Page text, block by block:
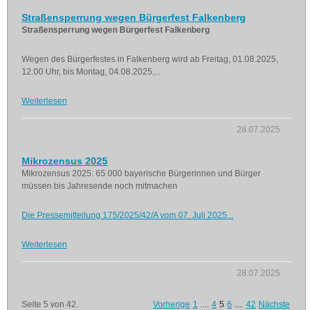
Straßensperrung wegen Bürgerfest Falkenberg
Straßensperrung wegen Bürgerfest Falkenberg
Wegen des Bürgerfestes in Falkenberg wird ab Freitag, 01.08.2025,
12.00 Uhr, bis Montag, 04.08.2025,...
Weiterlesen
28.07.2025
Mikrozensus 2025
Mikrozensus 2025: 65 000 bayerische Bürgerinnen und Bürger
müssen bis Jahresende noch mitmachen
Die Pressemitteilung 175/2025/42/A vom 07. Juli 2025...
Weiterlesen
28.07.2025
Seite 5 von 42. Vorherige 1 .... 4 5 6 .... 42 Nächste